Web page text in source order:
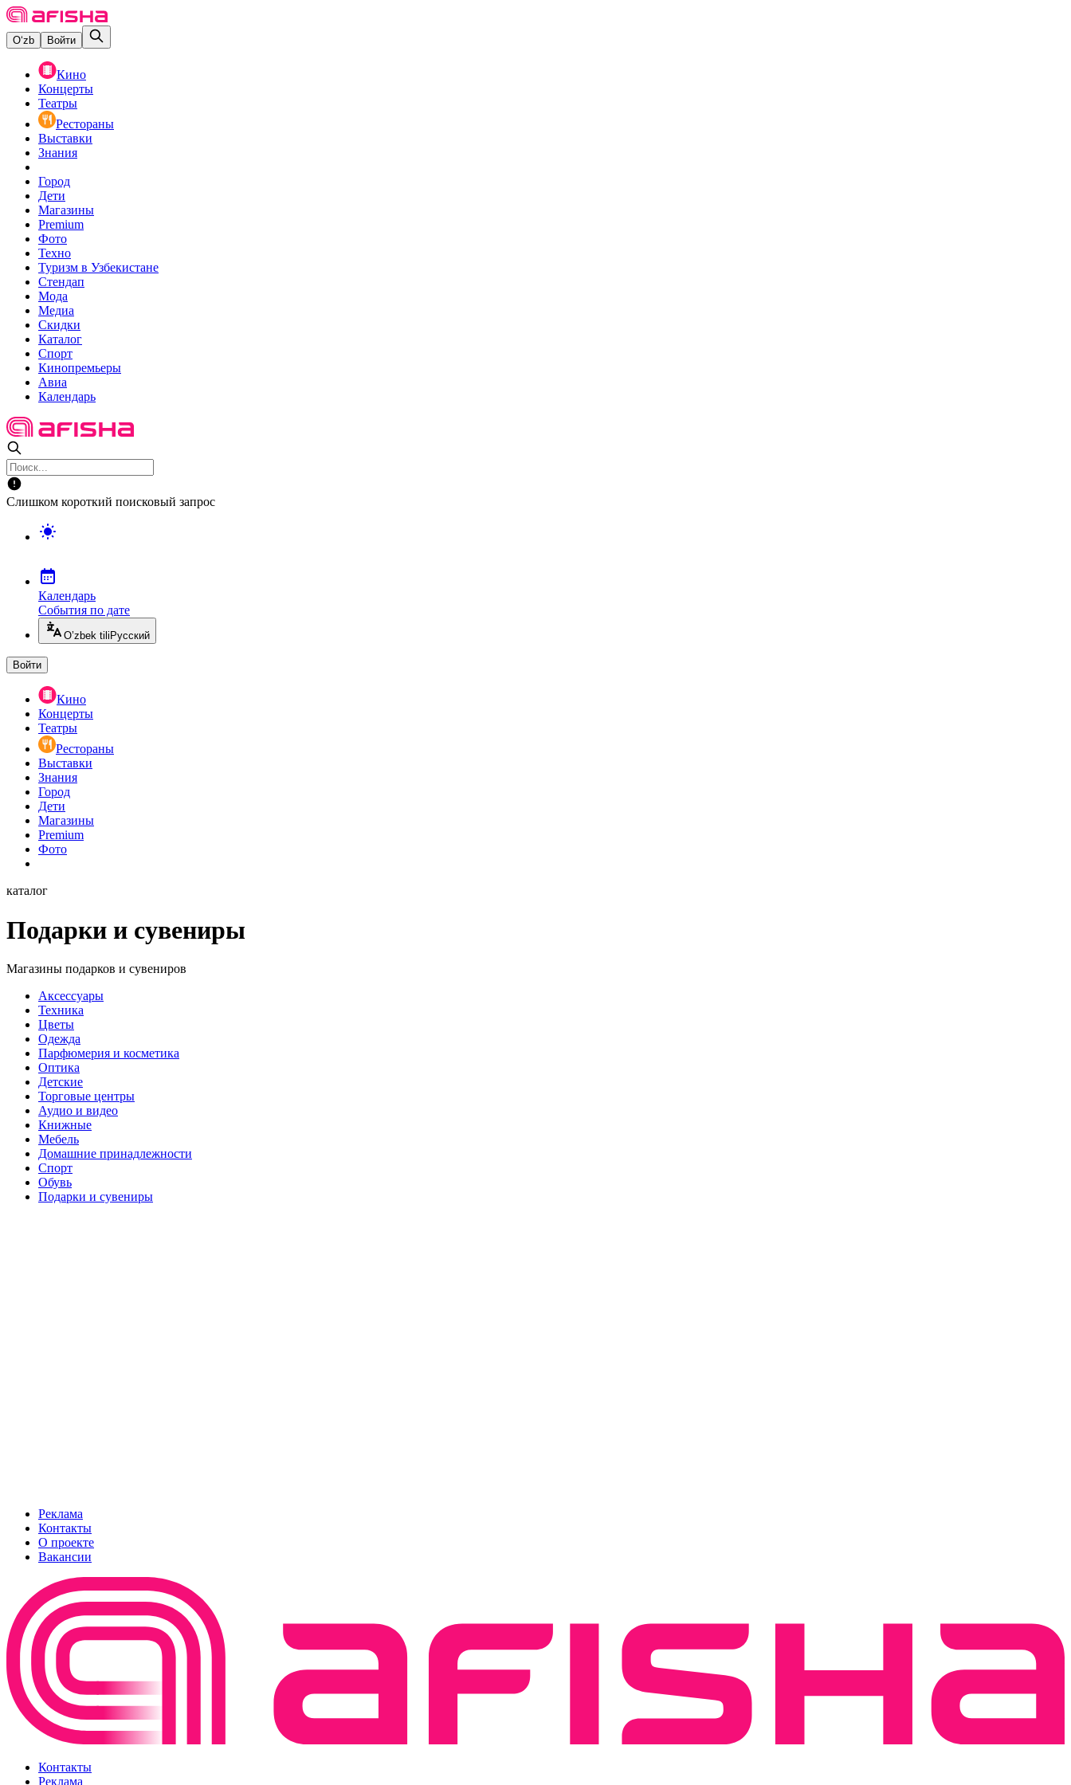
O‘zb Войти
Кино
Концерты
Театры
Рестораны
Выставки
Знания
Город
Дети
Магазины
Premium
Фото
Техно
Туризм в Узбекистане
Стендап
Мода
Медиа
Скидки
Каталог
Спорт
Кинопремьеры
Авиа
Календарь
Слишком короткий поисковый запрос
Календарь
События по дате
O’zbek tili Русский
Войти
Кино
Концерты
Театры
Рестораны
Выставки
Знания
Город
Дети
Магазины
Premium
Фото
каталог
Подарки и сувениры
Магазины подарков и сувениров
Аксессуары
Техника
Цветы
Одежда
Парфюмерия и косметика
Оптика
Детские
Торговые центры
Аудио и видео
Книжные
Мебель
Домашние принадлежности
Спорт
Обувь
Подарки и сувениры
Реклама
Контакты
О проекте
Вакансии
Контакты
Реклама